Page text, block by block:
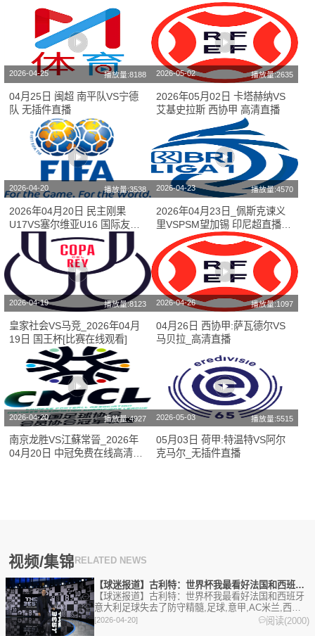
2026-04-25 播放量:8188
04月25日 闽超 南平队VS宁德
队 无插件直播
2026-05-02 播放量:2635
2026年05月02日 卡塔赫纳VS
艾基史拉斯 西协甲 高清直播
2026-04-20 播放量:3538
2026年04月20日 民主刚果
U17VS塞尔维亚U16 国际友谊
[赛事高清直播]
2026-04-23 播放量:4570
2026年04月23日_佩斯克谏义
里VSPSM望加锡 印尼超直播
比赛直播
2026-04-19 播放量:8123
皇家社会VS马竞_2026年04月
19日 国王杯[比赛在线观看]
2026-04-26 播放量:1097
04月26日 西协甲:萨瓦德尔VS
马贝拉_高清直播
2026-04-20 播放量:4927
南京龙胜VS江蘇常晉_2026年
04月20日 中冠免费在线高清直
2026-05-03 播放量:5515
05月03日 荷甲:特温特VS阿尔
克马尔_无插件直播
视频/集锦 RELATED NEWS
【球迷报道】古利特：世界杯我最看好法国和西班牙 意大利足球失
【球迷报道】古利特：世界杯我最看好法国和西班牙
意大利足球失去了防守精髓,足球,意甲,AC米兰,西
甲。欢迎收藏本站，24小时为你更新最新的足球，篮
球体育资讯。
[2026-04-20] 阅读(2000)